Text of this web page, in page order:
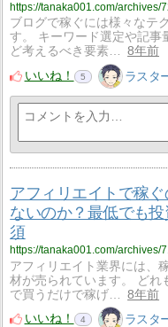
https://tanaka001.com/archives/
ブログで稼ぐには様々なテ
す。 キーワード選定や記事
ど考えるべき要素…
8年前
いいね！
5 ラスタ
アフィリエイトで稼
ないのか？最低でも
須
https://tanaka001.com/archives/
アフィリエイト業界には、
材が売られています。 どれ
で買うだけで稼げ…
8年前
いいね！
4 ラスタ